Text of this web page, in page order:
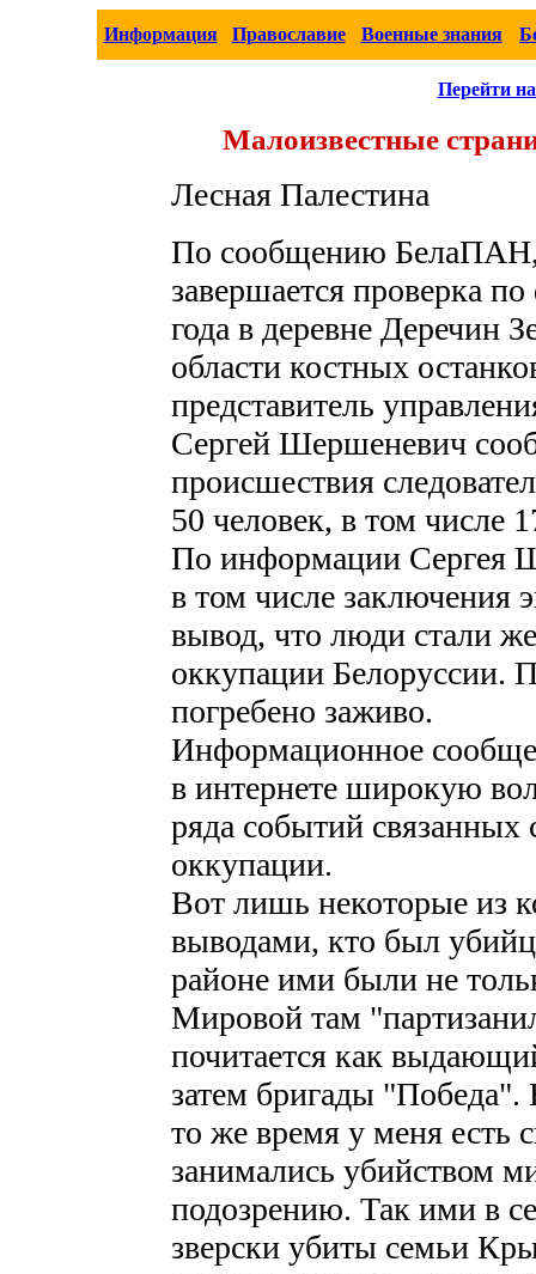
Информация Православие Военные знания
Перейти
Малоизвестные
Лесная Палестина
По сообщению БелаПАН,
завершается проверка
года в деревне Деречин
области костных
представитель
Сергей Шершеневич
происшествия
50 человек, в том числе
По информации Сергея
в том числе заключения
вывод, что люди стали
оккупации Белоруссии.
погребено заживо.
Информационное
в интернете широкую
ряда событий
оккупации.
Вот лишь некоторые из
выводами, кто был
районе ими были не
Мировой там
почитается как
затем бригады "Победа".
то же время у меня есть
занимались убийством
подозрению. Так ими в
зверски убиты семьи